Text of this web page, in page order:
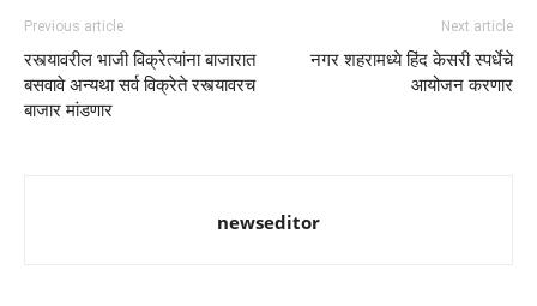
Previous article
रस्त्यावरील भाजी विक्रेत्यांना बाजारात
बसवावे अन्यथा सर्व विक्रेते रस्त्यावरच
बाजार मांडणार
Next article
नगर शहरामध्ये हिंद केसरी स्पर्धेचे
आयोजन करणार
newseditor